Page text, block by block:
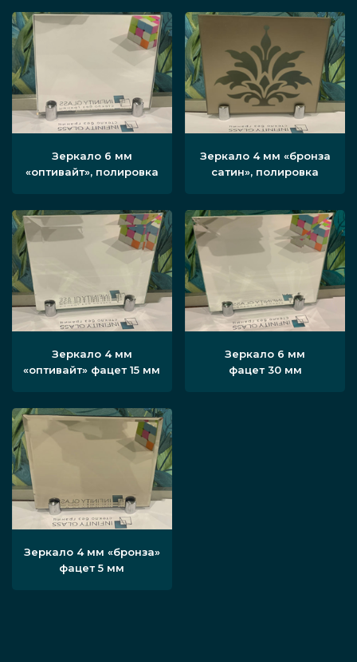
Зеркало 6 мм
«оптивайт», полировка
Зеркало 4 мм «бронза
сатин», полировка
Зеркало 4 мм
«оптивайт» фацет 15 мм
Зеркало 6 мм
фацет 30 мм
Зеркало 4 мм «бронза»
фацет 5 мм